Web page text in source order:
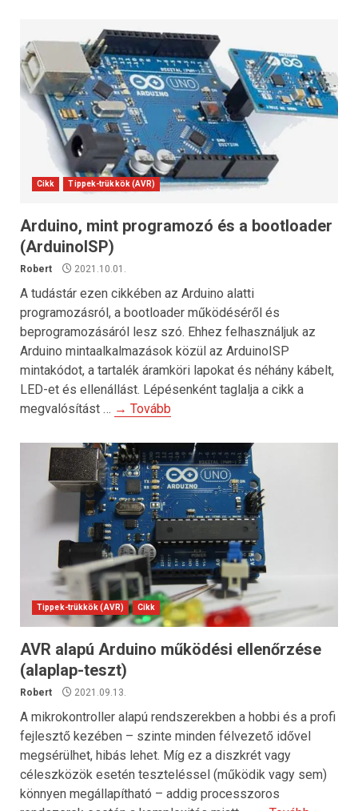
Cikk Tippek-trükkök (AVR)
Arduino, mint programozó és a bootloader
(ArduinoISP)
Robert 2021.10.01.
A tudástár ezen cikkében az Arduino alatti
programozásról, a bootloader működéséről és
beprogramozásáról lesz szó. Ehhez felhasználjuk az
Arduino mintaalkalmazások közül az ArduinoISP
mintakódot, a tartalék áramköri lapokat és néhány kábelt,
LED-et és ellenállást. Lépésenként taglalja a cikk a
megvalósítást … → Tovább
Tippek-trükkök (AVR) Cikk
AVR alapú Arduino működési ellenőrzése
(alaplap-teszt)
Robert 2021.09.13.
A mikrokontroller alapú rendszerekben a hobbi és a profi
fejlesztő kezében – szinte minden félvezető idővel
megsérülhet, hibás lehet. Míg ez a diszkrét vagy
céleszközök esetén teszteléssel (működik vagy sem)
könnyen megállapítható – addig processzoros